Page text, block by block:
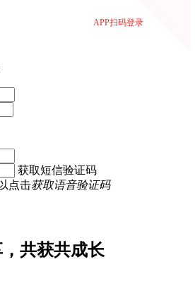
获取短信验证码
点击获取语音验证码
共获共成长
APP扫码登录